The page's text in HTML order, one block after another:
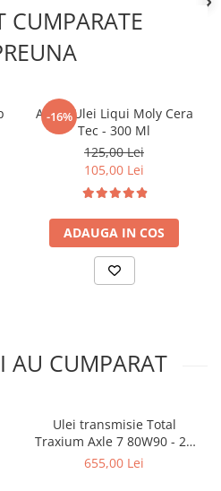
CUMPARATE
-16%
Aditiv Ulei Liqui Moly Cera
Tec - 300 Ml
125,00 Lei
105,00 Lei
ADAUGA IN COS
AU CUMPARAT
Ulei transmisie Total
Traxium Axle 7 80W90 - 20
Litri
655,00 Lei